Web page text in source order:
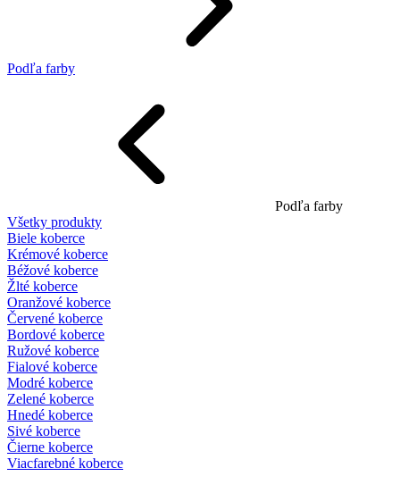
Podľa farby
Podľa farby
Všetky produkty
Biele koberce
Krémové koberce
Béžové koberce
Žlté koberce
Oranžové koberce
Červené koberce
Bordové koberce
Ružové koberce
Fialové koberce
Modré koberce
Zelené koberce
Hnedé koberce
Sivé koberce
Čierne koberce
Viacfarebné koberce